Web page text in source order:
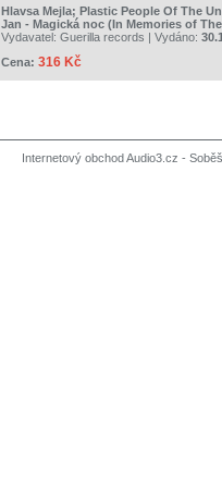
Hlavsa Mejla; Plastic People Of The
Jan - Magická noc (In Memories of
Vydavatel: Guerilla records | Vydáno:
Cena: 316 Kč
Internetový obchod Audio3.cz -